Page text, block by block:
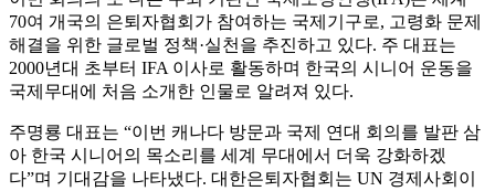
70여 개국의 은퇴자협회가 참여하는 국제기구로, 고령화 문제
해결을 위한 글로벌 정책·실천을 추진하고 있다. 주 대표는
2000년대 초부터 IFA 이사로 활동하며 한국의 시니어 운동을
국제무대에 처음 소개한 인물로 알려져 있다.
주명룡 대표는 “이번 캐나다 방문과 국제 연대 회의를 발판 삼
아 한국 시니어의 목소리를 세계 무대에서 더욱 강화하겠
다”며 기대감을 나타냈다. 대한은퇴자협회는 UN 경제사회이